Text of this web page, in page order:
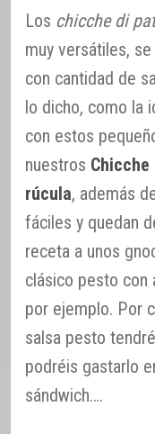
Los chicche di
muy versátiles,
con cantidad de
lo dicho, como la
con estos
nuestros
rúcula, además
fáciles y quedan
receta a unos
clásico pesto con
por ejemplo. Por
salsa pesto
podréis gastarlo
sándwich….